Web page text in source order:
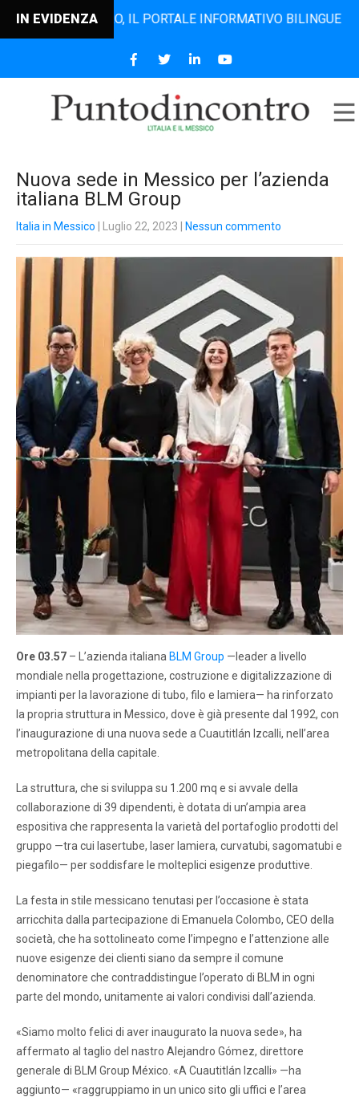
IN EVIDENZAIL PORTALE INFORMATIVO BILINGUE CHE
Nuova sede in Messico per l’azienda
italiana BLM Group
Italia in Messico | Luglio 22, 2023 Nessun commento
Ore 03.57 – L’azienda italiana BLM Group —leader a livello
mondiale nella progettazione, costruzione e digitalizzazione di
impianti per la lavorazione di tubo, filo e lamiera— ha rinforzato
la propria struttura in Messico, dove è già presente dal 1992, con
l’inaugurazione di una nuova sede a Cuautitlán Izcalli, nell’area
metropolitana della capitale.
La struttura, che si sviluppa su 1.200 mq e si avvale della
collaborazione di 39 dipendenti, è dotata di un’ampia area
espositiva che rappresenta la varietà del portafoglio prodotti del
gruppo —tra cui lasertube, laser lamiera, curvatubi, sagomatubi e
piegafilo— per soddisfare le molteplici esigenze produttive.
La festa in stile messicano tenutasi per l’occasione è stata
arricchita dalla partecipazione di Emanuela Colombo, CEO della
società, che ha sottolineato come l’impegno e l’attenzione alle
nuove esigenze dei clienti siano da sempre il comune
denominatore che contraddistingue l’operato di BLM in ogni
parte del mondo, unitamente ai valori condivisi dall’azienda.
«Siamo molto felici di aver inaugurato la nuova sede», ha
affermato al taglio del nastro Alejandro Gómez, direttore
generale di BLM Group México. «A Cuautitlán Izcalli» —ha
aggiunto— «raggruppiamo in un unico sito gli uffici e l’area